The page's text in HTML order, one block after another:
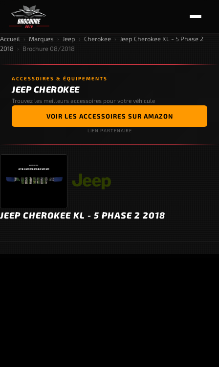
Accueil › Marques › Jeep › Cherokee ›
Jeep Cherokee KL - 5 Phase 2
2018 › Brochure 08/2018
ACCESSOIRES & ÉQUIPEMENTS
JEEP CHEROKEE
Trouvez les meilleurs accessoires pour votre véhicule
VOIR LES ACCESSOIRES SUR AMAZON
LIEN PARTENAIRE
JEEP CHEROKEE KL - 5 PHASE 2 2018